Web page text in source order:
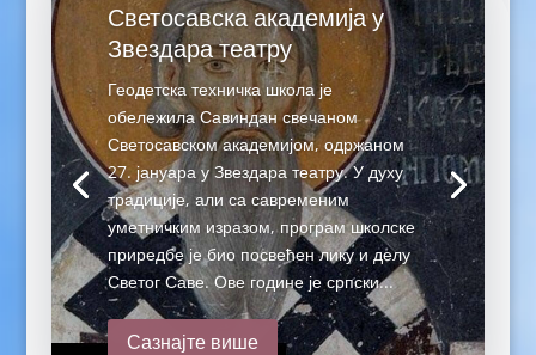
Светосавска академија у
Звездара театру
Геодетска техничка школа је
обележила Савиндан свечаном
Светосавском академијом, одржаном
27. јануара у Звездара театру. У духу
традиције, али са савременим
уметничким изразом, програм школске
приредбе је био посвећен лику и делу
Светог Саве. Ове године је српски...
Сазнајте више